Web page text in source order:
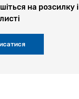
на розсилку і